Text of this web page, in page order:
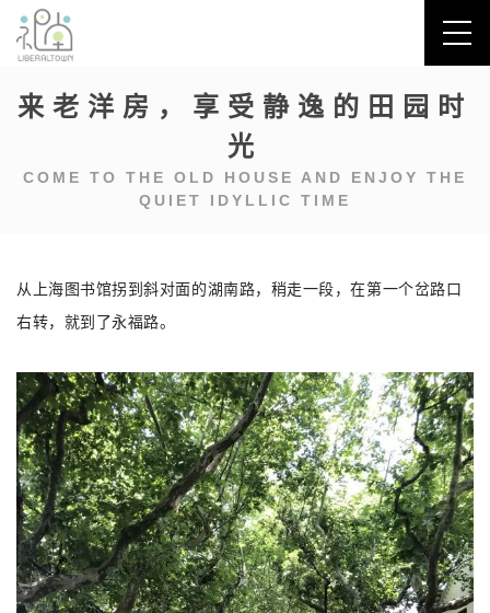
来老洋房，享受静逸的田园时
光
COME TO THE OLD HOUSE AND ENJOY THE
QUIET IDYLLIC TIME
从上海图书馆拐到斜对面的湖南路，稍走一段，在第一个岔路口
右转，就到了永福路。